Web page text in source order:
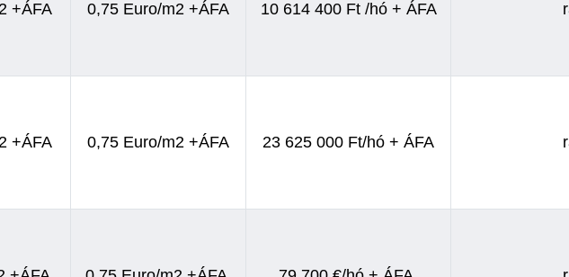
+ÁFA 0,75 Euro/m2 +ÁFA 10 614 400 Ft /hó + ÁFA
+ÁFA 0,75 Euro/m2 +ÁFA 23 625 000 Ft/hó + ÁFA